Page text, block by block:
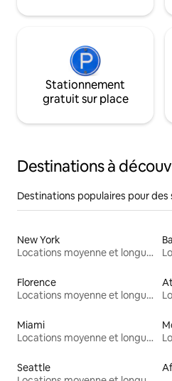
Stationnement
gratuit sur place
Destinations à
Destinations populaires pour des
New York
Locations moyenne et longue durée
Florence
Locations moyenne et longue durée
Miami
Locations moyenne et longue durée
Seattle